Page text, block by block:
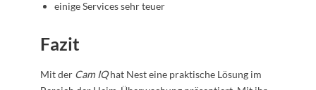
einige Services sehr teuer
Fazit
Mit der Cam IQhat Nest eine praktische Lösung im